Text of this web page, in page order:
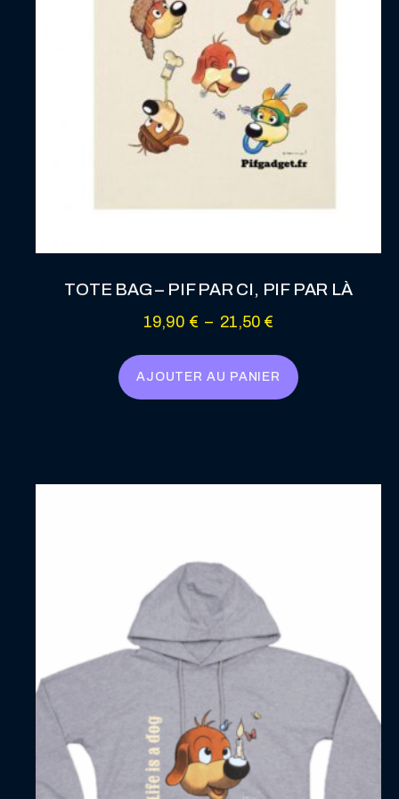
TOTE BAG – PIF PAR CI, PIF PAR LÀ
19,90 € – 21,50 €
prix :
19,90 €
AJOUTER AU PANIER
page
du
produit